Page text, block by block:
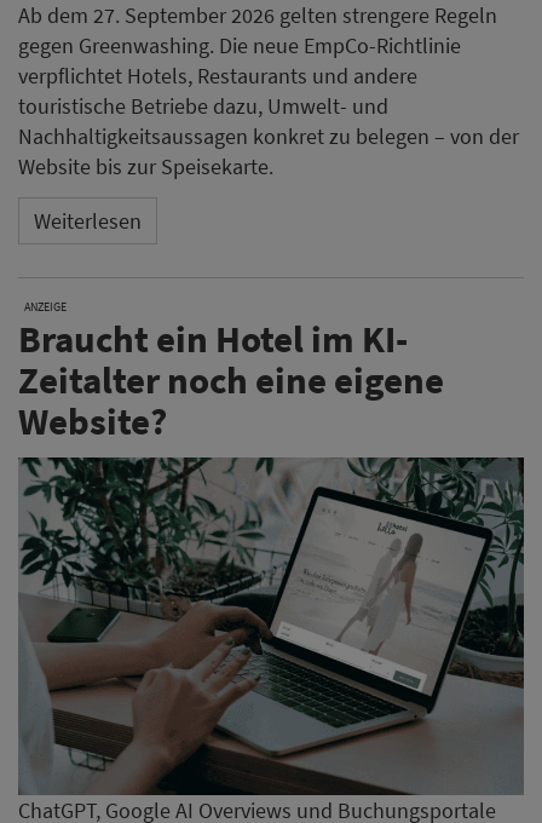
Ab dem 27. September 2026 gelten strengere Regeln
gegen Greenwashing. Die neue EmpCo-Richtlinie
verpflichtet Hotels, Restaurants und andere
touristische Betriebe dazu, Umwelt- und
Nachhaltigkeitsaussagen konkret zu belegen – von der
Website bis zur Speisekarte.
Weiterlesen
ANZEIGE
Braucht ein Hotel im KI-
Zeitalter noch eine eigene
Website?
ChatGPT, Google AI Overviews und Buchungsportale